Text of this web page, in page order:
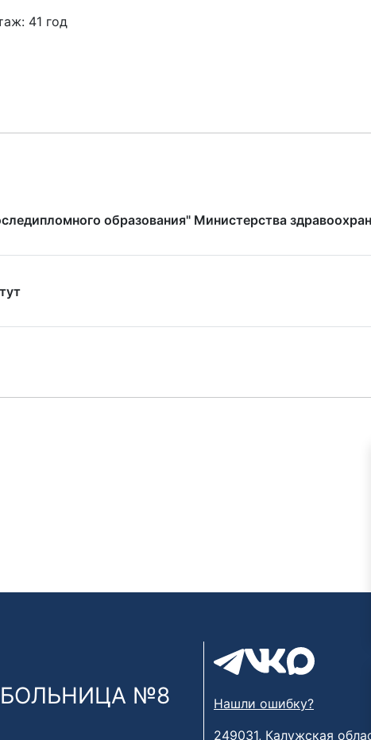
41 год
образования" Министерства
№8
Нашли ошибку?
249031, Калужская